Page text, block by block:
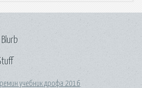
учебник дрофа 2016